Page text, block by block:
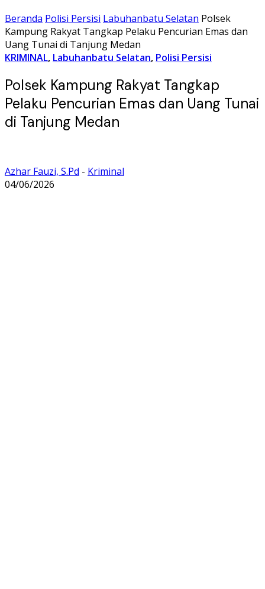
Beranda Polisi Persisi Labuhanbatu Selatan Polsek
Kampung Rakyat Tangkap Pelaku Pencurian Emas dan
Uang Tunai di Tanjung Medan
KRIMINAL, Labuhanbatu Selatan, Polisi Persisi
Polsek Kampung Rakyat Tangkap
Pelaku Pencurian Emas dan Uang Tunai
di Tanjung Medan
Azhar Fauzi, S.Pd - Kriminal
04/06/2026